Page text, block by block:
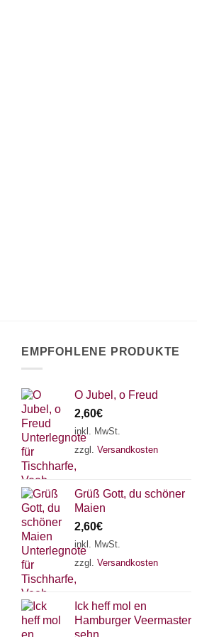
EMPFOHLENE PRODUKTE
O Jubel, o Freud
2,60€
inkl. MwSt.
zzgl. Versandkosten
Grüß Gott, du schöner
Maien
2,60€
inkl. MwSt.
zzgl. Versandkosten
Ick heff mol en
Hamburger Veermaster